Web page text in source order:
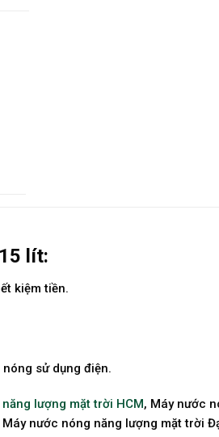
lít:
kiệm tiền.
sử dụng điện.
lượng mặt trời HCM, Máy nước
nước nóng năng lượng mặt trời